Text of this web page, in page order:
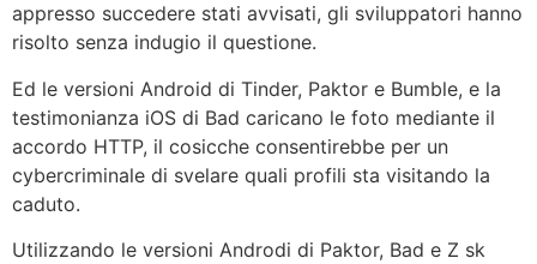
appresso succedere stati avvisati, gli sviluppatori hanno
risolto senza indugio il questione.
Ed le versioni Android di Tinder, Paktor e Bumble, e la
testimonianza iOS di Bad caricano le foto mediante il
accordo HTTP, il cosicche consentirebbe per un
cybercriminale di svelare quali profili sta visitando la
caduto.
Utilizzando le versioni Androdi di Paktor, Bad e Z sk